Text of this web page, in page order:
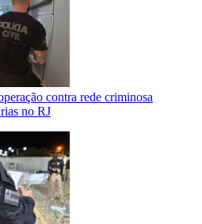
contra rede criminosa
no RJ